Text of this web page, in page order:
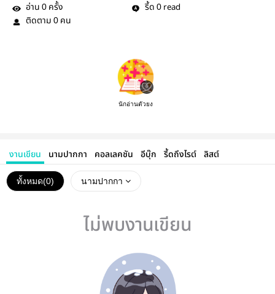
อ่าน 0 ครั้ง รี้ด 0 read
ติดตาม 0 คน
นักอ่านตัวยง
งานเขียน นามปากกา คอลเลคชัน อีบุ๊ก รี้ดถึงไรต์ ลิสต์
ทั้งหมด(0) นามปากกา
ไม่พบงานเขียน